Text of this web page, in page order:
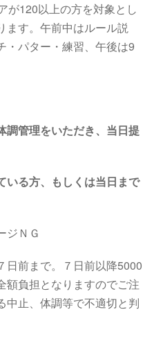
が120以上の方を対象とし
ます。午前中はルール説
・パター・練習、午後は9
調管理をいただき、当日提
いる方、もしくは当日まで
ジＮＧ
日前まで。７日前以降5000
額負担となりますのでご注
中止、体調等で不適切と判